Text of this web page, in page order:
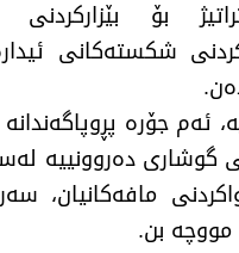
بۆ
شکستەکانی
ئەم جۆرە
گوشاری دەروونییە
مافەکانیان،
بن.